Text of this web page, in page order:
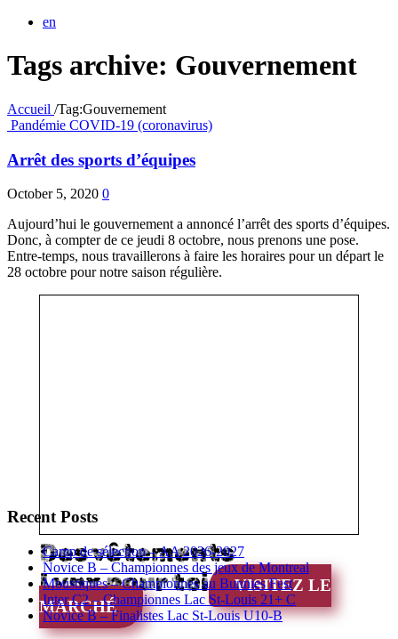
en
Tags archive: Gouvernement
Accueil /Tag:Gouvernement
Pandémie COVID-19 (coronavirus)
Arrêt des sports d’équipes
October 5, 2020 0
Aujourd’hui le gouvernement a annoncé l’arrêt des sports d’équipes.
Donc, à compter de ce jeudi 8 octobre, nous prenons une pose.
Entre-temps, nous travaillerons à faire les horaires pour un départ le
28 octobre pour notre saison régulière.
Des vêtements
Lynx pour toi
VISITEZ LE
MARCHÉ
Recent Posts
Camp de sélection – AA 2026-2027
Novice B – Championnes des jeux de Montreal
Moustiques – Championnes au Bunnies Fest
Inter C2 – Championnes Lac St-Louis 21+ C
Novice B – Finalistes Lac St-Louis U10-B